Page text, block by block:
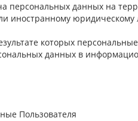
данных на
иностранному юридическому
которых
данных в
Пользователя